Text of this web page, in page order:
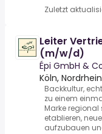
Zuletzt
Leiter
(m/w/d)
Épi GmbH &
Köln,
Backkultur,
zu einem
Marke regional
etablieren,
aufzubauen